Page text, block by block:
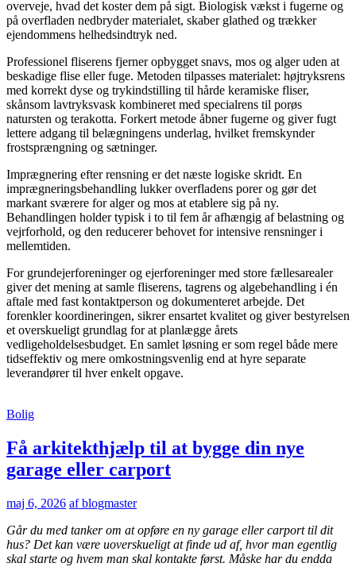
overveje, hvad det koster dem på sigt. Biologisk vækst i fugerne og
på overfladen nedbryder materialet, skaber glathed og trækker
ejendommens helhedsindtryk ned.
Professionel fliserens fjerner opbygget snavs, mos og alger uden at
beskadige flise eller fuge. Metoden tilpasses materialet: højtryksrens
med korrekt dyse og trykindstilling til hårde keramiske fliser,
skånsom lavtryksvask kombineret med specialrens til porøs
natursten og terakotta. Forkert metode åbner fugerne og giver fugt
lettere adgang til belægningens underlag, hvilket fremskynder
frostsprængning og sætninger.
Imprægnering efter rensning er det næste logiske skridt. En
imprægneringsbehandling lukker overfladens porer og gør det
markant sværere for alger og mos at etablere sig på ny.
Behandlingen holder typisk i to til fem år afhængig af belastning og
vejrforhold, og den reducerer behovet for intensive rensninger i
mellemtiden.
For grundejerforeninger og ejerforeninger med store fællesarealer
giver det mening at samle fliserens, tagrens og algebehandling i én
aftale med fast kontaktperson og dokumenteret arbejde. Det
forenkler koordineringen, sikrer ensartet kvalitet og giver bestyrelsen
et overskueligt grundlag for at planlægge årets
vedligeholdelsesbudget. En samlet løsning er som regel både mere
tidseffektiv og mere omkostningsvenlig end at hyre separate
leverandører til hver enkelt opgave.
Bolig
Få arkitekthjælp til at bygge din nye
garage eller carport
maj 6, 2026 af blogmaster
Går du med tanker om at opføre en ny garage eller carport til dit
hus? Det kan være uoverskueligt at finde ud af, hvor man egentlig
skal starte og hvem man skal kontakte først. Måske har du endda